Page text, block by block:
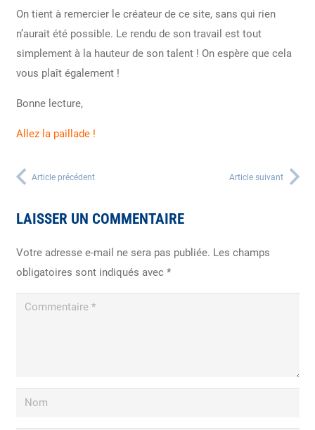
On tient à remercier le créateur de ce site, sans qui rien
n’aurait été possible. Le rendu de son travail est tout
simplement à la hauteur de son talent ! On espère que cela
vous plaît également !
Bonne lecture,
Allez la paillade !
Article précédent Article suivant
LAISSER UN COMMENTAIRE
Votre adresse e-mail ne sera pas publiée. Les champs
obligatoires sont indiqués avec *